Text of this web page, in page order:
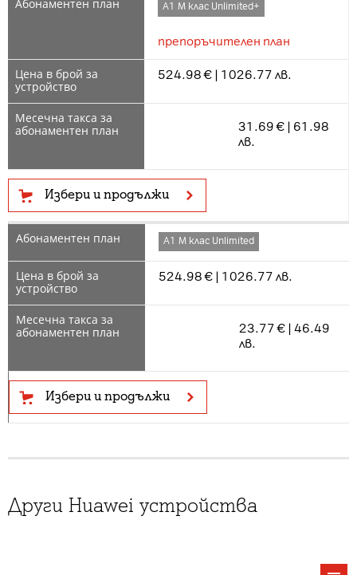
А1 М клас Unlimited+
препоръчителен план
524.98 € | 1026.77 лв.
31.69 € | 61.98
лв.
Избери и продължи
А1 М клас Unlimited
524.98 € | 1026.77 лв.
23.77 € | 46.49
лв.
Избери и продължи
Други Huawei устройства